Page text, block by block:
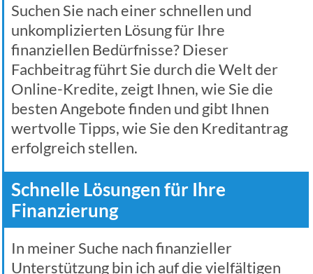
Suchen Sie nach einer schnellen und
unkomplizierten Lösung für Ihre
finanziellen Bedürfnisse? Dieser
Fachbeitrag führt Sie durch die Welt der
Online-Kredite, zeigt Ihnen, wie Sie die
besten Angebote finden und gibt Ihnen
wertvolle Tipps, wie Sie den Kreditantrag
erfolgreich stellen.
Schnelle Lösungen für Ihre
Finanzierung
In meiner Suche nach finanzieller
Unterstützung bin ich auf die vielfältigen